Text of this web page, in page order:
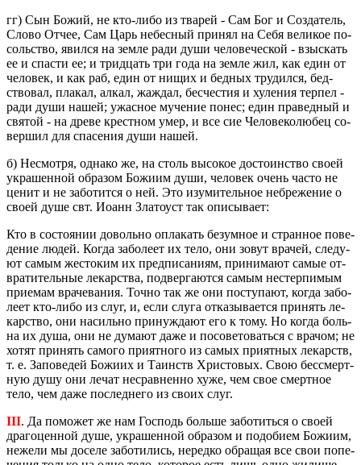
гг) Сын Божий, не кто-либо из тва­рей - Сам Бог и Со­зда­тель,
Слово Отчее, Сам Царь небес­ный при­нял на Себя ве­ли­кое по­
соль­ство, явил­ся на земле ради души че­ло­ве­че­ской - взыс­кать
ее и спа­сти ее; и трид­цать три года на земле жил, как един от
че­ло­век, и как раб, един от нищих и бед­ных тру­дил­ся, бед­
ство­вал, пла­кал, алкал, жаж­дал, бес­че­стия и ху­ле­ния тер­пел -
ради души нашей; ужас­ное му­че­ние понес; един пра­вед­ный и
свя­той - на древе крест­ном умер, и все сие Че­ло­ве­ко­лю­бец со­
вер­шил для спа­се­ния души нашей.
б) Несмот­ря, од­на­ко же, на столь вы­со­кое до­сто­ин­ство своей
укра­шен­ной об­ра­зом Бо­жи­им души, че­ло­век очень часто не
ценит и не за­бо­тит­ся о ней. Это изу­ми­тель­ное небре­же­ние о
своей душе свт. Иоанн Зла­то­уст так опи­сы­ва­ет:
Кто в со­сто­я­нии до­воль­но опла­кать безум­ное и стран­ное по­ве­
де­ние людей. Когда за­бо­ле­ет их тело, они зовут вра­чей, сле­ду­
ют самым же­сто­ким их пред­пи­са­ни­ям, при­ни­ма­ют самые от­
вра­ти­тель­ные ле­кар­ства, под­вер­га­ют­ся самым нестер­пи­мым
при­е­мам вра­че­ва­ния. Точно так же они по­сту­па­ют, когда за­бо­
ле­ет кто-либо из слуг, и, если слуга от­ка­зы­ва­ет­ся при­нять ле­
кар­ство, они на­силь­но при­нуж­да­ют его к тому. Но когда боль­
на их душа, они не ду­ма­ют даже и по­со­ве­то­вать­ся с вра­чом; не
хотят при­нять са­мо­го при­ят­но­го из самых при­ят­ных ле­карств,
т. е. За­по­ве­дей Бо­жи­их и Та­инств Хри­сто­вых. Свою бес­смерт­
ную душу они лечат несрав­нен­но хуже, чем свое смерт­ное
тело, чем даже по­след­не­го из своих слуг.
III. Да по­мо­жет же нам Гос­подь боль­ше за­бо­тить­ся о своей
дра­го­цен­ной душе, укра­шен­ной об­ра­зом и по­до­би­ем Бо­жи­им,
неже­ли мы до­се­ле за­бо­ти­лись, неред­ко об­ра­щая все свои по­пе­